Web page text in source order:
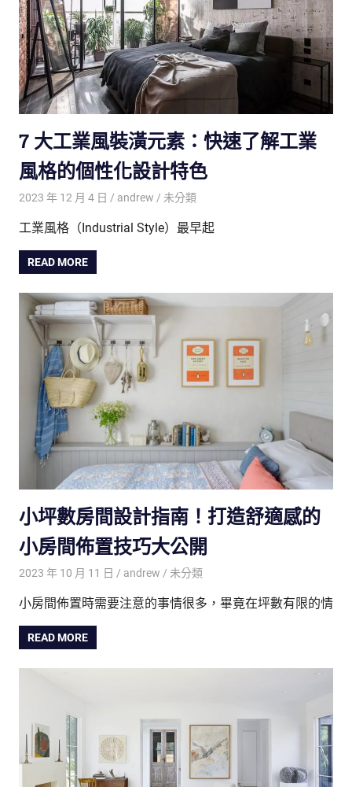
7 大工業風裝潢元素：快速了解工業
風格的個性化設計特色
2023 年 12 月 4 日 andrew 未分類
工業風格（Industrial Style）最早起
READ MORE
小坪數房間設計指南！打造舒適感的
小房間佈置技巧大公開
2023 年 10 月 11 日 andrew 未分類
小房間佈置時需要注意的事情很多，畢竟在坪數有限的情
READ MORE